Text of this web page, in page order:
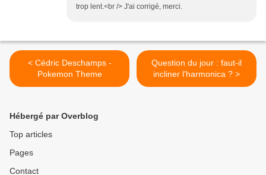
trop lent.<br /> J'ai corrigé, merci.
< Cédric Deschamps -
Pokemon Theme
Question du jour : faut-il
incliner l'harmonica ? >
Hébergé par Overblog
Top articles
Pages
Contact